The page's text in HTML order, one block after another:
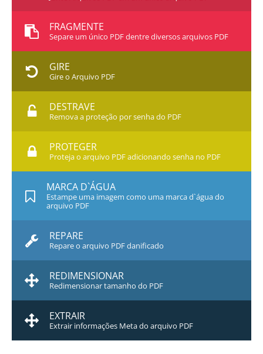
FRAGMENTE
Separe um único PDF dentre diversos arquivos PDF
GIRE
Gire o Arquivo PDF
DESTRAVE
Remova a proteção por senha do PDF
PROTEGER
Proteja o arquivo PDF adicionando senha no PDF
MARCA D`ÁGUA
Estampe uma imagem como uma marca d`água do
arquivo PDF
REPARE
Repare o arquivo PDF danificado
REDIMENSIONAR
Redimensionar tamanho do PDF
EXTRAIR
Extrair informações Meta do arquivo PDF